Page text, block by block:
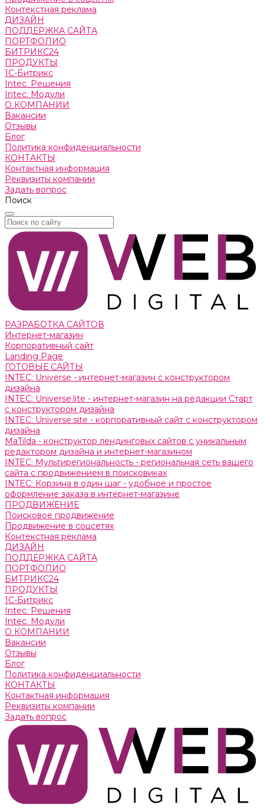
Контекстная реклама
ДИЗАЙН
ПОДДЕРЖКА САЙТА
ПОРТФОЛИО
БИТРИКС24
ПРОДУКТЫ
1С-Битрикс
Intec. Решения
Intec. Модули
О КОМПАНИИ
Вакансии
Отзывы
Блог
Политика конфиденциальности
КОНТАКТЫ
Контактная информация
Реквизиты компании
Задать вопрос
Поиск
РАЗРАБОТКА САЙТОВ
Интернет-магазин
Корпоративный сайт
Landing Page
ГОТОВЫЕ САЙТЫ
INTEC: Universe - интернет-магазин с конструктором
дизайна
INTEC: Universe.lite - интернет-магазин на редакции Старт
с конструктором дизайна
INTEC: Universe.site - корпоративный сайт с конструктором
дизайна
MaTilda - конструктор лендинговых сайтов с уникальным
редактором дизайна и интернет-магазином
INTEC: Мультирегиональность - региональная сеть вашего
сайта с продвижением в поисковиках
INTEC: Корзина в один шаг - удобное и простое
оформление заказа в интернет-магазине
ПРОДВИЖЕНИЕ
Поисковое продвижение
Продвижение в соцсетях
Контекстная реклама
ДИЗАЙН
ПОДДЕРЖКА САЙТА
ПОРТФОЛИО
БИТРИКС24
ПРОДУКТЫ
1С-Битрикс
Intec. Решения
Intec. Модули
О КОМПАНИИ
Вакансии
Отзывы
Блог
Политика конфиденциальности
КОНТАКТЫ
Контактная информация
Реквизиты компании
Задать вопрос